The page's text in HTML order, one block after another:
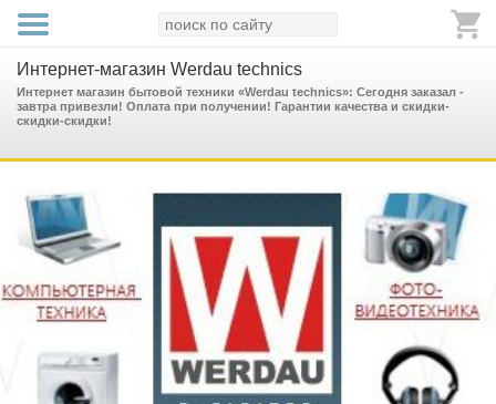
Интернет-магазин Werdau technics
Интернет магазин бытовой техники «Werdau technics»: Сегодня заказал -
завтра привезли! Оплата при получении! Гарантии качества и скидки-
скидки-скидки!